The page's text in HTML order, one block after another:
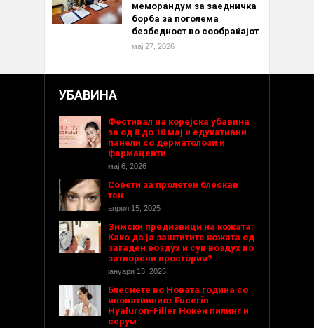
меморандум за заедничка
борба за поголема
безбедност во сообраќајот
мај 27, 2026
УБАВИНА
Фестивал на корејска убавина
за од 8 до 10 мај и едукативни
панели со дерматолози и
фармацевти
мај 6, 2026
Совети за пролетен блескав
тен
април 15, 2025
Зимски предизвици на кожата:
Како да ја заштитите кожата од
загаден воздух и сув воздух во
затворени простории?
јануари 13, 2025
Блеснете во Новата година со
иновативниот Eucerin
Hyaluron-Filler Ноќен пилинг и
серум